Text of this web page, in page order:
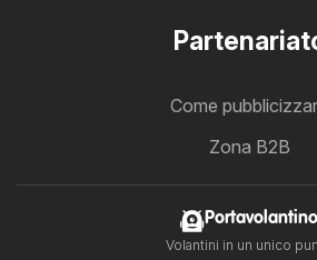
Come
Zona B2B
Portavolantino
Volantini in un unico